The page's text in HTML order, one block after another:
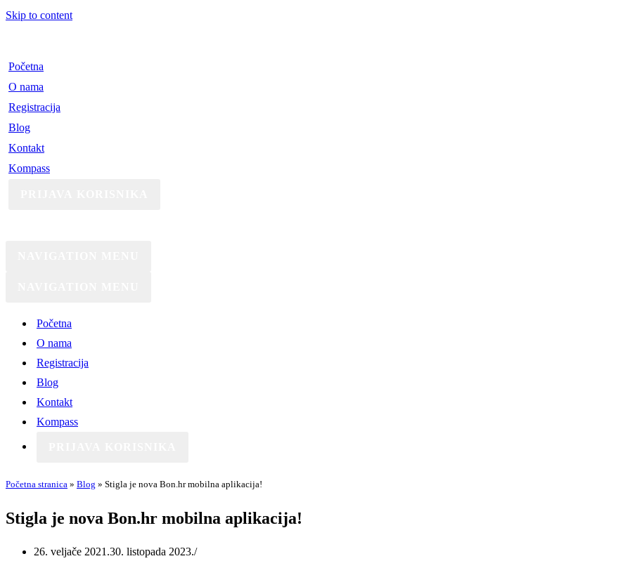
Skip to content
Početna
O nama
Registracija
Blog
Kontakt
Kompass
Početna
O nama
Registracija
Blog
Kontakt
Kompass
Početna stranica » Blog » Stigla je nova Bon.hr mobilna aplikacija!
Stigla je nova Bon.hr mobilna aplikacija!
26. veljače 2021.30. listopada 2023.